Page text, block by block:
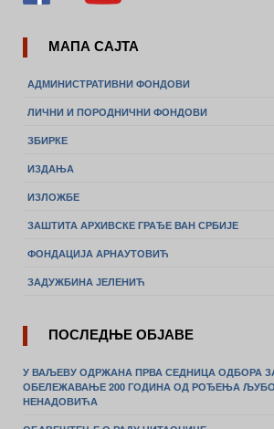
МАПА САЈТА
АДМИНИСТРАТИВНИ ФОНДОВИ
ЛИЧНИ И ПОРОДНИЧНИ ФОНДОВИ
ЗБИРКЕ
ИЗДАЊА
ИЗЛОЖБЕ
ЗАШТИТА АРХИВСКЕ ГРАЂЕ ВАН СРБИЈЕ
ФОНДАЦИЈА АРНАУТОВИЋ
ЗАДУЖБИНА ЈЕЛЕНИЋ
ПОСЛЕДЊЕ ОБЈАВЕ
У ВАЉЕВУ ОДРЖАНА ПРВА СЕДНИЦА ОДБОРА
ОБЕЛЕЖАВАЊЕ 200 ГОДИНА ОД РОЂЕЊА
НЕНАДОВИЋА